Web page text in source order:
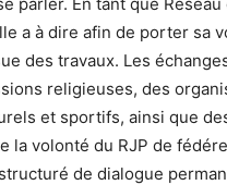
a à dire afin de porter sa
des travaux. Les
religieuses, des
et sportifs, ainsi que
la volonté du RJP de
de dialogue